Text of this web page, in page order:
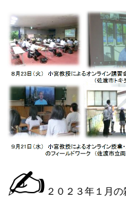
✍ ２０２３年１月の